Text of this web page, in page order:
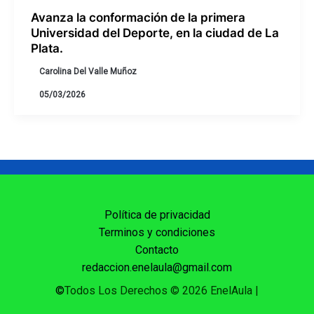
Avanza la conformación de la primera
Universidad del Deporte, en la ciudad de La
Plata.
Carolina Del Valle Muñoz
05/03/2026
Política de privacidad
Terminos y condiciones
Contacto
redaccion.enelaula@gmail.com
©Todos Los Derechos © 2026 EnelAula |